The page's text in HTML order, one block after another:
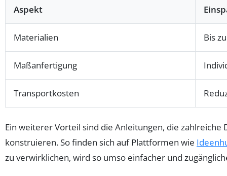
Aspekt
Materialien Bis
Maßanfertigung
Transportkosten
Ein weiterer Vorteil sind die Anleitungen, die
konstruieren. So finden sich auf Plattformen wie
zu verwirklichen, wird so umso einfacher und